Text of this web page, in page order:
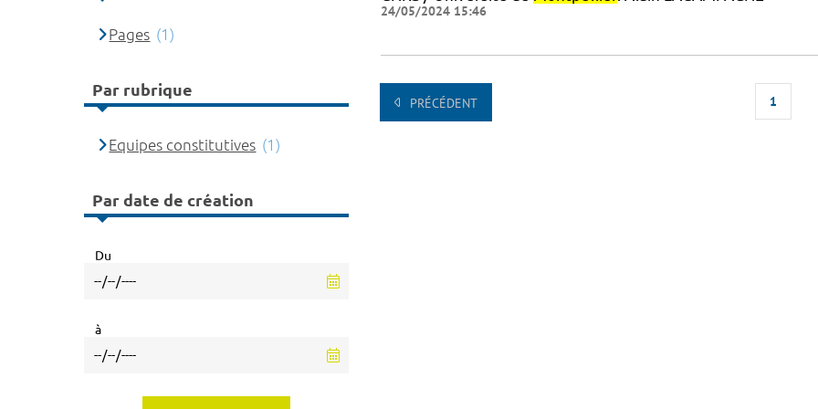
24/05/2024 15:46
PRÉCÉDENT 1
Pages (1)
Par rubrique
Equipes constitutives (1)
Par date de création
Du
à